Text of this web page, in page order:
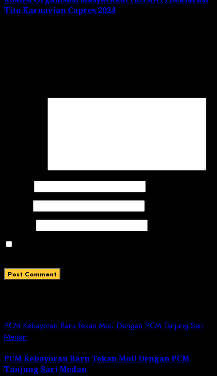
Tito Karnavian Capres 2024
PCM Kebayoran Baru Tekan MoU Dengan PCM Tanjung Sari
Medan
PCM Kebayoran Baru Tekan MoU Dengan PCM
Tanjung Sari Medan